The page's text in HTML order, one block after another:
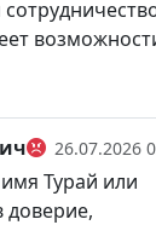
26.07.2026
Турай или
доверие,